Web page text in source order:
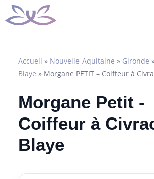
Aller
au
Accueil » Nouvelle-Aquitaine » Gironde »
Blaye » Morgane PETIT – Coiffeur à
Morgane Petit -
Coiffeur à
Blaye